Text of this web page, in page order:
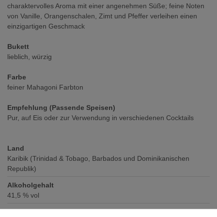
charaktervolles Aroma mit einer angenehmen Süße; feine Noten
von Vanille, Orangenschalen, Zimt und Pfeffer verleihen einen
einzigartigen Geschmack
Bukett
lieblich, würzig
Farbe
feiner Mahagoni Farbton
Empfehlung (Passende Speisen)
Pur, auf Eis oder zur Verwendung in verschiedenen Cocktails
Land
Karibik (Trinidad & Tobago, Barbados und Dominikanischen
Republik)
Alkoholgehalt
41,5 % vol
Verschluss